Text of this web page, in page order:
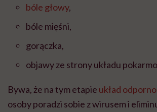
bóle głowy,
bóle mięśni,
gorączka,
objawy ze strony układu
Bywa, że na tym etapie układ
osoby poradzi sobie z wirusem i